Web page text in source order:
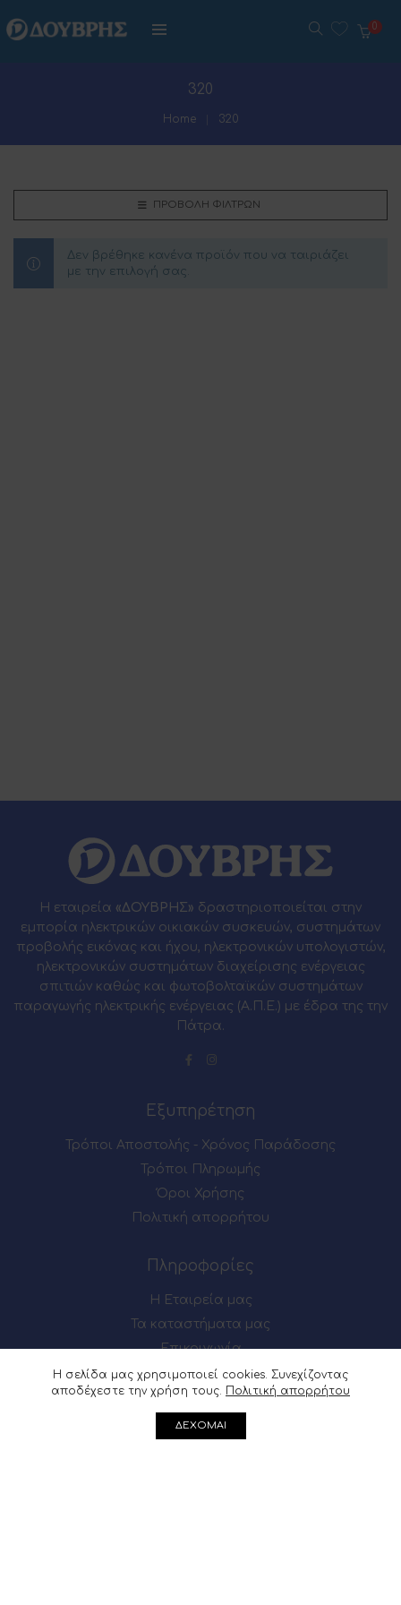
320
Home 320
ΠΡΟΒΟΛΉ ΦΊΛΤΡΩΝ
Δεν βρέθηκε κανένα προϊόν που να ταιριάζει
με την επιλογή σας.
Η εταιρεία «ΔΟΥΒΡΗΣ» δραστηριοποιείται στην
εμπορία ηλεκτρικών οικιακών συσκευών, συστημάτων
προβολής εικόνας και ήχου, ηλεκτρονικών υπολογιστών,
ηλεκτρονικών συστημάτων διαχείρισης ενέργειας
σπιτιών καθώς και φωτοβολταϊκών συστημάτων
παραγωγής ηλεκτρικής ενέργειας (Α.Π.Ε.) με έδρα της την
Πάτρα.
Εξυπηρέτηση
Τρόποι Αποστολής - Χρόνος Παράδοσης
Τρόποι Πληρωμής
Όροι Χρήσης
Πολιτική απορρήτου
Πληροφορίες
Η Εταιρεία μας
Τα καταστήματα μας
Επικοινωνία
Πως θα μας βρείτε
Μαιζώνος 54-56, Πάτρα
Η σελίδα μας χρησιμοποιεί cookies. Συνεχίζοντας
αποδέχεστε την χρήση τους. Πολιτική απορρήτου
ΔΕΧΟΜΑΙ